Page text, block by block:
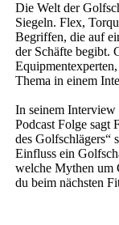
Die Welt der
Siegeln. Flex,
Begriffen, die auf
der Schäfte begibt.
Thema in einem
In seinem
Podcast Folge sagt
des Golfschlägers“
Einfluss ein
welche Mythen um
du beim nächsten